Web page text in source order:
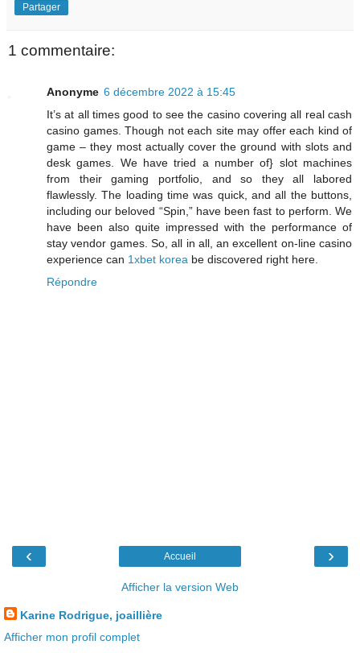
Partager
1 commentaire:
Anonyme 6 décembre 2022 à 15:45
It’s at all times good to see the casino covering all real cash
casino games. Though not each site may offer each kind of
game – they most actually cover the ground with slots and
desk games. We have tried a number of} slot machines
from their gaming portfolio, and so they all labored
flawlessly. The loading time was quick, and all the buttons,
including our beloved “Spin,” have been fast to perform. We
have been also quite impressed with the performance of
stay vendor games. So, all in all, an excellent on-line casino
experience can 1xbet korea be discovered right here.
Répondre
‹ ›
Accueil
Afficher la version Web
Karine Rodrigue, joaillière
Afficher mon profil complet